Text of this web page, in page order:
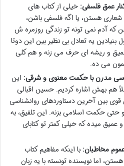
عمق فلسفی: خیلی از کتاب های
هستن، یا اگه فلسفی باشن،
که آدم نمی تونه تو زندگی روزمره ش
بنیادین یه تعادل بی نظیر بین این دوتا
عمیق و ریشه ای حرف می زنه و هم کلی
می ده.
مدرن با حکمت معنوی و شرقی: این
هم بهش اشاره کردیم. حسین اقبالی
بین آخرین دستاوردهای روانشناسی
حتی حکمت اسلامی بزنه. این تلفیق، به
عمیق میده که خیلی کمتر تو کتابای
مخاطبان: با اینکه مفاهیم کتاب
اما نویسنده تونسته با یه زبان